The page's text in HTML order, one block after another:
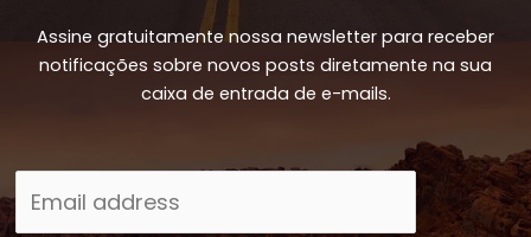
Assine gratuitamente nossa newsletter para receber
notificações sobre novos posts diretamente na sua
caixa de entrada de e-mails.